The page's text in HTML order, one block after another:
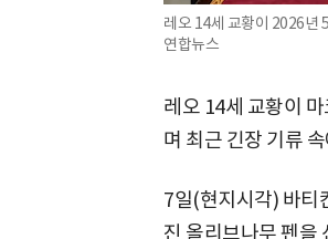
레오 14세 교황이 2026년
연합뉴스
레오 14세 교황이
며 최근 긴장 기류
7일(현지시각) 바티
진 올리브나무 펜을